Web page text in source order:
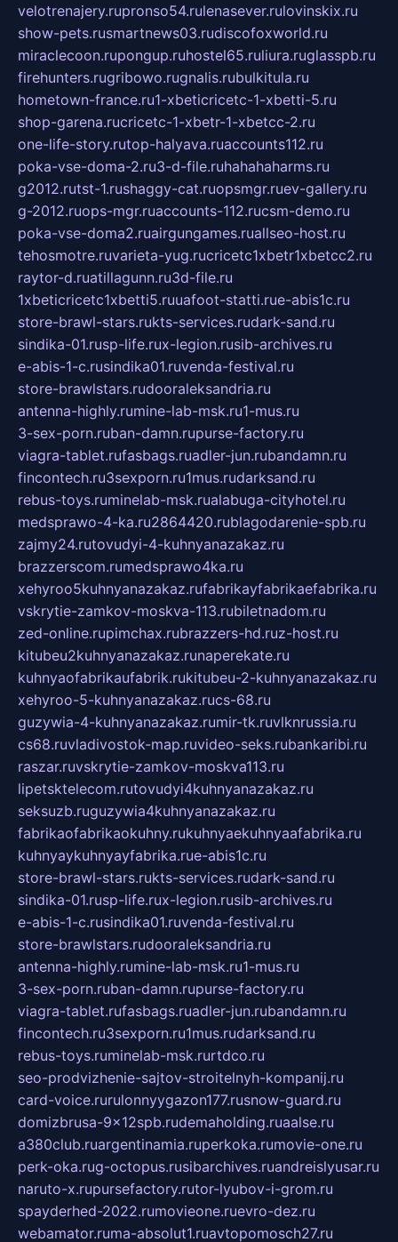
velotrenajery.rupronso54.rulenasever.rulovinskix.ru
show-pets.rusmartnews03.rudiscofoxworld.ru
miraclecoon.rupongup.ruhostel65.ruliura.ruglasspb.ru
firehunters.rugribowo.rugnalis.rubulkitula.ru
hometown-france.ru1-xbeticricetc-1-xbetti-5.ru
shop-garena.rucricetc-1-xbetr-1-xbetcc-2.ru
one-life-story.rutop-halyava.ruaccounts112.ru
poka-vse-doma-2.ru3-d-file.ruhahahaharms.ru
g2012.rutst-1.rushaggy-cat.ruopsmgr.ruev-gallery.ru
g-2012.ruops-mgr.ruaccounts-112.rucsm-demo.ru
poka-vse-doma2.ruairgungames.ruallseo-host.ru
tehosmotre.ruvarieta-yug.rucricetc1xbetr1xbetcc2.ru
raytor-d.ruatillagunn.ru3d-file.ru
1xbeticricetc1xbetti5.ruuafoot-statti.rue-abis1c.ru
store-brawl-stars.rukts-services.rudark-sand.ru
sindika-01.rusp-life.rux-legion.rusib-archives.ru
e-abis-1-c.rusindika01.ruvenda-festival.ru
store-brawlstars.rudooraleksandria.ru
antenna-highly.rumine-lab-msk.ru1-mus.ru
3-sex-porn.ruban-damn.rupurse-factory.ru
viagra-tablet.rufasbags.ruadler-jun.rubandamn.ru
fincontech.ru3sexporn.ru1mus.rudarksand.ru
rebus-toys.ruminelab-msk.rualabuga-cityhotel.ru
medsprawo-4-ka.ru2864420.rublagodarenie-spb.ru
zajmy24.rutovudyi-4-kuhnyanazakaz.ru
brazzerscom.rumedsprawo4ka.ru
xehyroo5kuhnyanazakaz.rufabrikayfabrikaefabrika.ru
vskrytie-zamkov-moskva-113.rubiletnadom.ru
zed-online.rupimchax.rubrazzers-hd.ruz-host.ru
kitubeu2kuhnyanazakaz.runaperekate.ru
kuhnyaofabrikaufabrik.rukitubeu-2-kuhnyanazakaz.ru
xehyroo-5-kuhnyanazakaz.rucs-68.ru
guzywia-4-kuhnyanazakaz.rumir-tk.ruvlknrussia.ru
cs68.ruvladivostok-map.ruvideo-seks.rubankaribi.ru
raszar.ruvskrytie-zamkov-moskva113.ru
lipetsktelecom.rutovudyi4kuhnyanazakaz.ru
seksuzb.ruguzywia4kuhnyanazakaz.ru
fabrikaofabrikaokuhny.rukuhnyaekuhnyaafabrika.ru
kuhnyaykuhnyayfabrika.rue-abis1c.ru
store-brawl-stars.rukts-services.rudark-sand.ru
sindika-01.rusp-life.rux-legion.rusib-archives.ru
e-abis-1-c.rusindika01.ruvenda-festival.ru
store-brawlstars.rudooraleksandria.ru
antenna-highly.rumine-lab-msk.ru1-mus.ru
3-sex-porn.ruban-damn.rupurse-factory.ru
viagra-tablet.rufasbags.ruadler-jun.rubandamn.ru
fincontech.ru3sexporn.ru1mus.rudarksand.ru
rebus-toys.ruminelab-msk.rurtdco.ru
seo-prodvizhenie-sajtov-stroitelnyh-kompanij.ru
card-voice.rurulonnyygazon177.rusnow-guard.ru
domizbrusa-9x12spb.rudemaholding.ruaalse.ru
a380club.ruargentinamia.ruperkoka.rumovie-one.ru
perk-oka.rug-octopus.rusibarchives.ruandreislyusar.ru
naruto-x.rupursefactory.rutor-lyubov-i-grom.ru
spayderhed-2022.rumovieone.ruevro-dez.ru
webamator.ruma-absolut1.ruavtopomosch27.ru